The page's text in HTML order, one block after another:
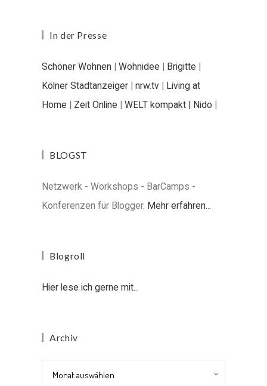
In der Presse
Schöner Wohnen Wohnidee Brigitte
Kölner Stadtanzeiger
nrw.tv
Living at
Home
Zeit Online WELT kompakt | Nido
BLOGST
Netzwerk - Workshops - BarCamps -
Konferenzen für Blogger. Mehr erfahren...
Blogroll
Hier lese ich gerne mit...
Archiv